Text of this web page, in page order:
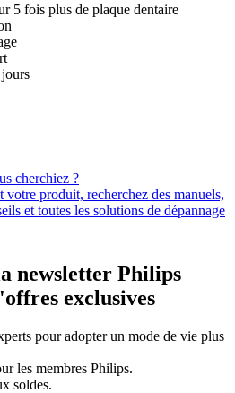
5 fois plus de plaque dentaire
cherchiez ?
votre produit, recherchez des manuels,
et toutes les solutions de dépannage
newsletter Philips
exclusives
pour adopter un mode de vie plus
les membres Philips.
soldes.